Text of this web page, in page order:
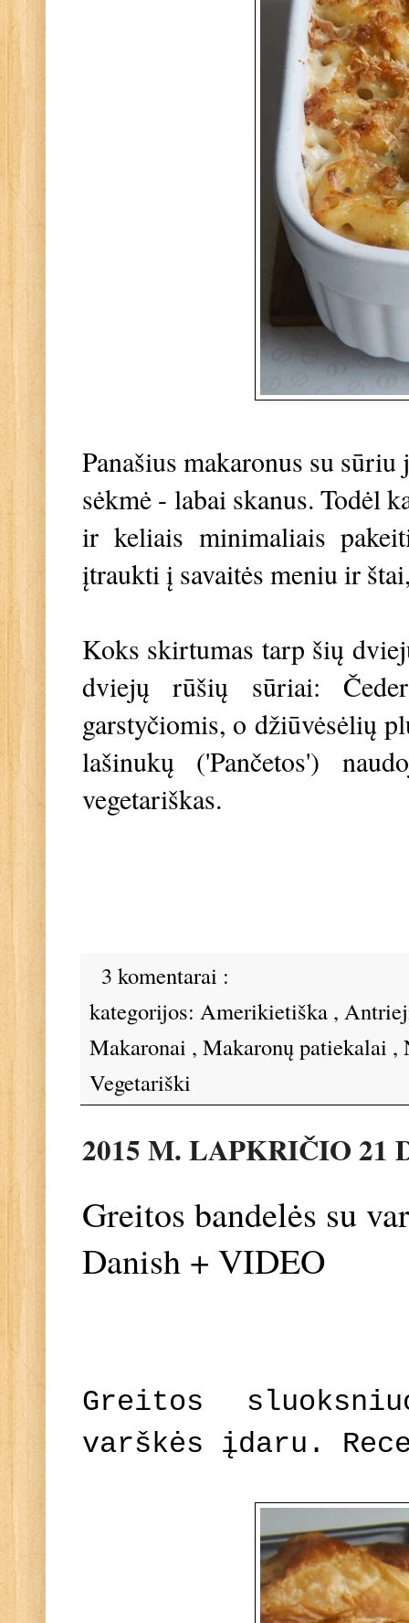
Panašius makaronus su
sėkmė - labai skanus. Todėl
ir keliais minimaliais
įtraukti į savaitės meniu ir
Koks skirtumas tarp šių
dviejų rūšių sūriai:
garstyčiomis, o džiūvėsėlių
lašinukų ('Pančetos')
vegetariškas.
3 komentarai :
kategorijos: Amerikietiška ,
Makaronai , Makaronų patiekalai ,
Vegetariški
2015 M. LAPKRIČIO 21
Greitos bandelės su
Danish + VIDEO
Greitos
varškės įdaru.